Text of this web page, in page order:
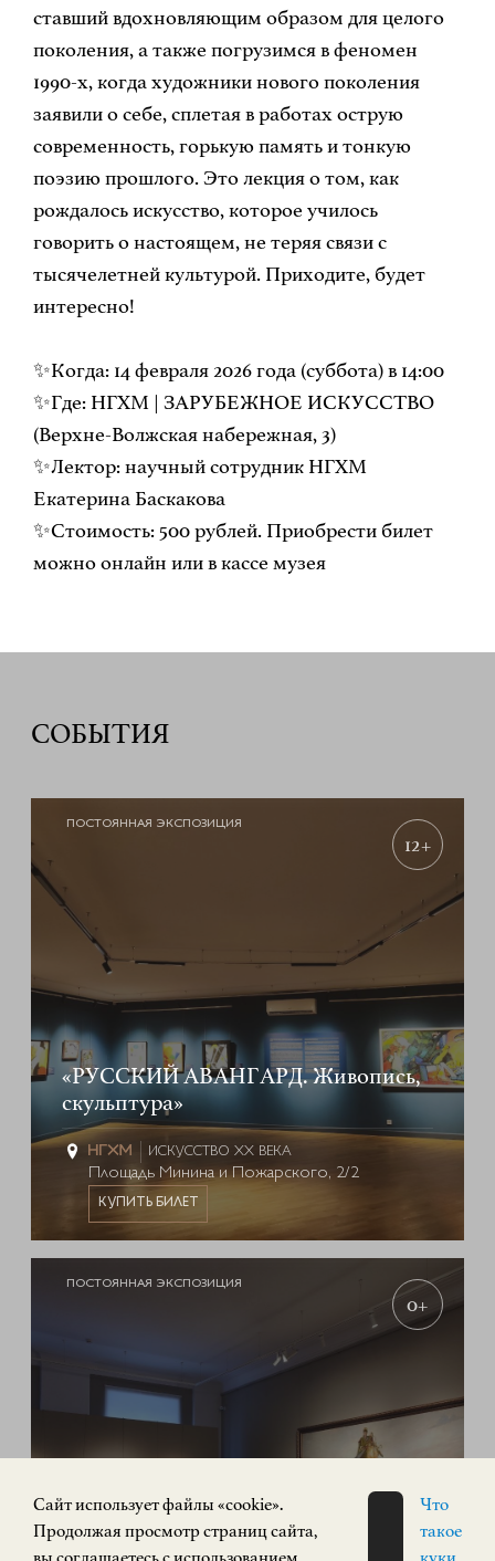
ставший вдохновляющим образом для целого
поколения, а также погрузимся в феномен
1990-х, когда художники нового поколения
заявили о себе, сплетая в работах острую
современность, горькую память и тонкую
поэзию прошлого. Это лекция о том, как
рождалось искусство, которое училось
говорить о настоящем, не теряя связи с
тысячелетней культурой. Приходите, будет
интересно!
✨Когда: 14 февраля 2026 года (суббота) в 14:00
✨Где: НГХМ | ЗАРУБЕЖНОЕ ИСКУССТВО
(Верхне-Волжская набережная, 3)
✨Лектор: научный сотрудник НГХМ
Екатерина Баскакова
✨Стоимость: 500 рублей. Приобрести билет
можно онлайн или в кассе музея
СОБЫТИЯ
ПОСТОЯННАЯ ЭКСПОЗИЦИЯ
12+
«РУССКИЙ АВАНГАРД. Живопись,
скульптура»
ИСКУССТВО XX ВЕКА
Площадь Минина и Пожарского, 2/2
КУПИТЬ БИЛЕТ
ПОСТОЯННАЯ ЭКСПОЗИЦИЯ
0+
Cайт использует файлы «cookie».
Продолжая просмотр страниц сайта,
Что
такое